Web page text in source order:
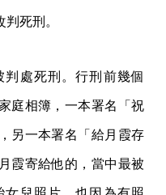
死刑。
處死刑。行刑前幾個
庭相簿，一本署名「祝
另一本署名「給月霞存
霞寄給他的，當中最被